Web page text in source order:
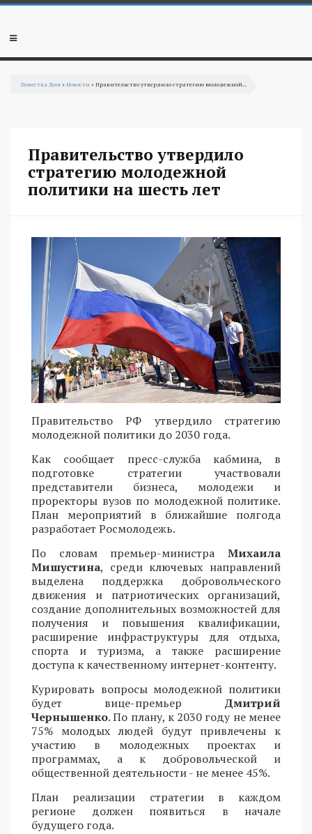
Перейти к основному содержанию
Мобильное
Повестка Дня »Новости » Правительство утвердило стратегию молодежной...
Правительство утвердило
стратегию молодежной
политики на шесть лет
Правительство РФ утвердило стратегию
молодежной политики до 2030 года.
Как сообщает пресс-служба кабмина, в
подготовке стратегии участвовали
представители бизнеса, молодежи и
проректоры вузов по молодежной политике.
План мероприятий в ближайшие полгода
разработает Росмолодежь.
По словам премьер-министра Михаила
Мишустина, среди ключевых направлений
выделена поддержка добровольческого
движения и патриотических организаций,
создание дополнительных возможностей для
получения и повышения квалификации,
расширение инфраструктуры для отдыха,
спорта и туризма, а также расширение
доступа к качественному интернет-контенту.
Курировать вопросы молодежной политики
будет вице-премьер Дмитрий
Чернышенко. По плану, к 2030 году не менее
75% молодых людей будут привлечены к
участию в молодежных проектах и
программах, а к добровольческой и
общественной деятельности - не менее 45%.
План реализации стратегии в каждом
регионе должен появиться в начале
будущего года.